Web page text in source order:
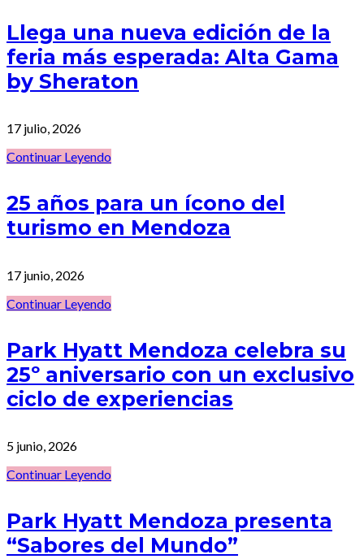
Llega una nueva edición de la
feria más esperada: Alta Gama
by Sheraton
17 julio, 2026
Continuar Leyendo
25 años para un ícono del
turismo en Mendoza
17 junio, 2026
Continuar Leyendo
Park Hyatt Mendoza celebra su
25º aniversario con un exclusivo
ciclo de experiencias
5 junio, 2026
Continuar Leyendo
Park Hyatt Mendoza presenta
“Sabores del Mundo”